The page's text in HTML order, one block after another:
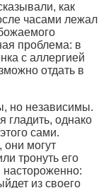
как
часами лежал
проблема: в
с аллергией
отдать в
но независимы.
гладить, однако
сами.
они могут
тронуть его
настороженно:
из своего